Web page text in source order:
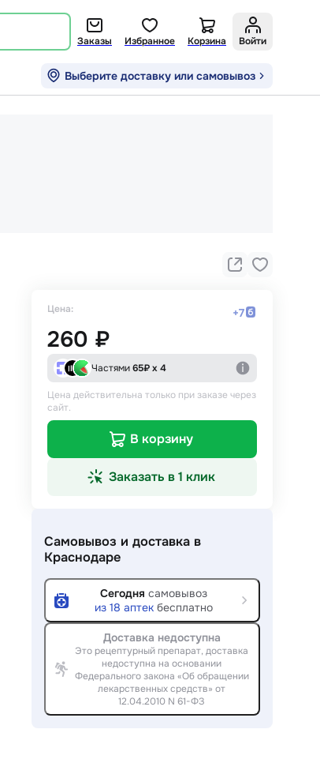
Заказы Избранное Корзина Войти
Выберите доставку или самовывоз
Цена: +7
260 ₽
Частями65₽ х 4
Цена действительна только при заказе через
сайт.
В корзину
Заказать в 1 клик
Самовывоз и доставка в
Краснодаре
Сегодня самовывоз
из 18 аптек бесплатно
Доставка недоступна
Это рецептурный препарат, доставка
недоступна на основании
Федерального закона «Об обращении
лекарственных средств» от
12.04.2010 N 61-ФЗ